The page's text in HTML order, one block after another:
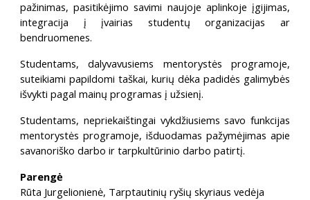
pažinimas, pasitikėjimo savimi naujoje aplinkoje įgijimas,
integracija į įvairias studentų organizacijas ar
bendruomenes.
Studentams, dalyvavusiems mentorystės programoje,
suteikiami papildomi taškai, kurių dėka padidės galimybės
išvykti pagal mainų programas į užsienį.
Studentams, nepriekaištingai vykdžiusiems savo funkcijas
mentorystės programoje, išduodamas pažymėjimas apie
savanoriško darbo ir tarpkultūrinio darbo patirtį.
Parengė
Rūta Jurgelionienė, Tarptautinių ryšių skyriaus vedėja